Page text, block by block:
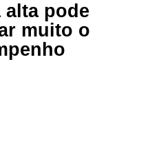
alta pode
muito o